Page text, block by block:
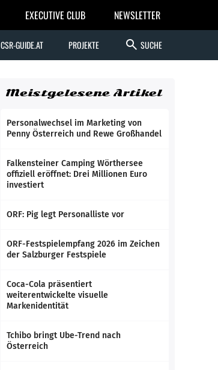
EXECUTIVE CLUB NEWSLETTER
CSR-GUIDE.AT PROJEKTE search SUCHE
Meistgelesene Artikel
Personalwechsel im Marketing von
Penny Österreich und Rewe Großhandel
Falkensteiner Camping Wörthersee
offiziell eröffnet: Drei Millionen Euro
investiert
ORF: Pig legt Personalliste vor
ORF-Festspielempfang 2026 im Zeichen
der Salzburger Festspiele
Coca-Cola präsentiert
weiterentwickelte visuelle
Markenidentität
Tchibo bringt Ube-Trend nach
Österreich